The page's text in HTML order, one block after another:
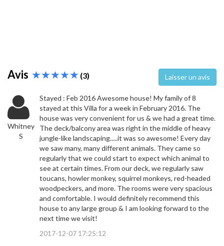
Avis (3) Laisser un avis
Whitney
S
Stayed : Feb 2016 Awesome house! My family of 8
stayed at this Villa for a week in February 2016. The
house was very convenient for us & we had a great time.
The deck/balcony area was right in the middle of heavy
jungle-like landscaping.....it was so awesome! Every day
we saw many, many different animals. They came so
regularly that we could start to expect which animal to
see at certain times. From our deck, we regularly saw
toucans, howler monkey, squirrel monkeys, red-headed
woodpeckers, and more. The rooms were very spacious
and comfortable. I would definitely recommend this
house to any large group & I am looking forward to the
next time we visit!
2017-12-07 17:25:12